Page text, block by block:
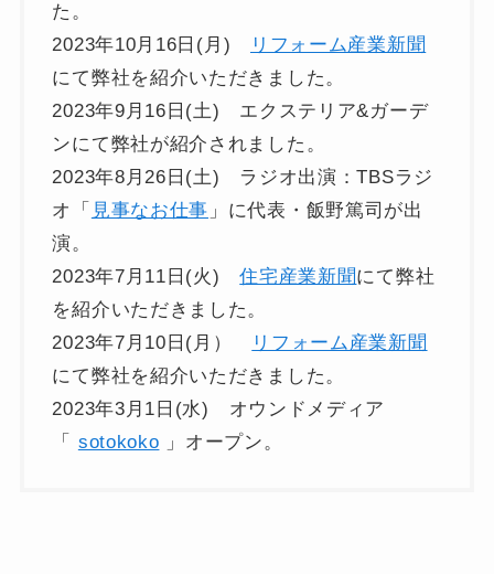
た。
2023年10月16日(月)
リフォーム産業新聞
にて弊社を紹介いただきました。
2023年9月16日(土) エクステリア&ガーデ
ンにて弊社が紹介されました。
2023年8月26日(土) ラジオ出演：TBSラジ
オ「 見事なお仕事 」に代表・飯野篤司が出
演。
2023年7月11日(火)住宅産業新聞にて弊社
を紹介いただきました。
2023年7月10日(月）
リフォーム産業新聞
にて弊社を紹介いただきました。
2023年3月1日(水) オウンドメディア
「 sotokoko 」オープン。